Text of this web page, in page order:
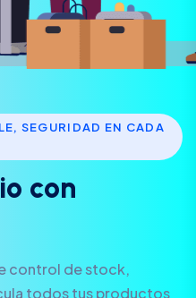
SEGURIDAD EN CADA
io con
control de stock,
todos tus productos